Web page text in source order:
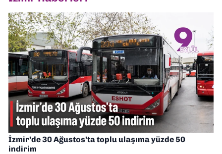
İzmir’de 30 Ağustos’ta toplu ulaşıma yüzde 50
indirim